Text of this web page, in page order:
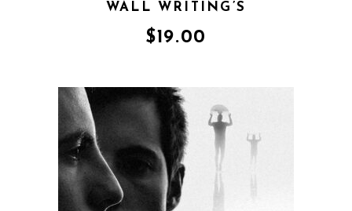
WALL WRITING’S
$19.00